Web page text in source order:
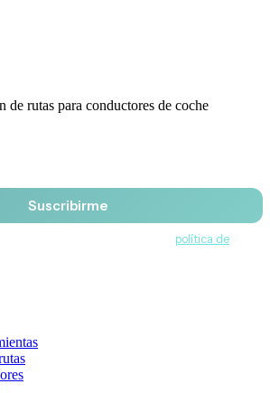
de rutas para conductores de coche
Suscribirme
política de